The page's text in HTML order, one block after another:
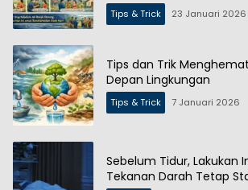
Tips & Trick 23 Januari 2026
Tips dan Trik
Depan Lingkungan
Tips & Trick 7 Januari 2026
Sebelum Tidur, Lakukan
Tekanan Darah Tetap